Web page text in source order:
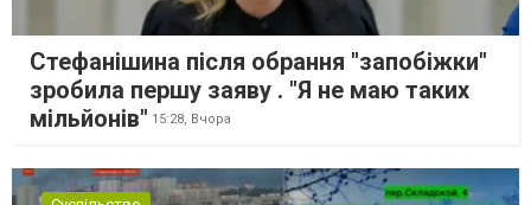
Стефанішина після обрання "запобіжки"
зробила першу заяву . "Я не маю таких
мільйонів" 15:28, Вчора